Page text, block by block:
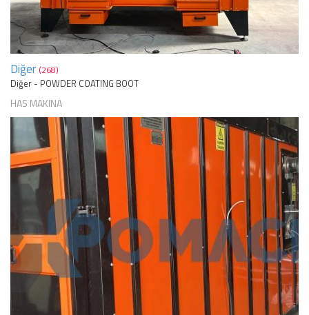
Diğer (268)
Diğer - POWDER COATING BOOT
HAS MAKINA